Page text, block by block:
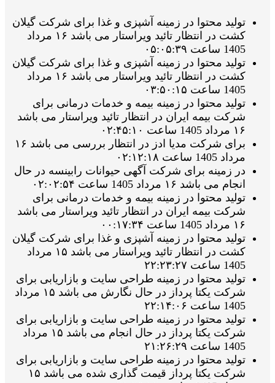
تولید محتوا در زمینه آشپزی و غذا برای شرکت گیلان
کشت در انتظار تائید ویراستار می باشد ۱۶ مرداد
1405 ساعت ۰۵:۰۵:۳۹
تولید محتوا در زمینه آشپزی و غذا برای شرکت گیلان
کشت در انتظار تائید ویراستار می باشد ۱۶ مرداد
1405 ساعت ۰۳:۵۰:۱۵
تولید محتوا در زمینه بیمه و خدمات درمانی برای
شرکت بیمه ایران در انتظار تائید ویراستار می باشد
۱۶ مرداد 1405 ساعت ۰۲:۴۵:۱۰
برای شرکت مدیا ادز در انتظار بررسی می باشد ۱۶
مرداد 1405 ساعت ۰۲:۱۲:۱۸
در زمینه برای شرکت آگهی حیوانات رابینسه در حال
انجام می باشد ۱۶ مرداد 1405 ساعت ۰۲:۰۲:۵۴
تولید محتوا در زمینه بیمه و خدمات درمانی برای
شرکت بیمه ایران در انتظار تائید ویراستار می باشد
۱۶ مرداد 1405 ساعت ۰۰:۱۷:۳۴
تولید محتوا در زمینه آشپزی و غذا برای شرکت گیلان
کشت در انتظار تائید ویراستار می باشد ۱۵ مرداد
1405 ساعت ۲۲:۲۳:۲۷
تولید محتوا در زمینه طراحی سایت و بازاریابی برای
شرکت یکتا پرداز در حال نگارش می باشد ۱۵ مرداد
1405 ساعت ۲۲:۱۴:۰۶
تولید محتوا در زمینه طراحی سایت و بازاریابی برای
شرکت یکتا پرداز در حال انجام می باشد ۱۵ مرداد
1405 ساعت ۲۱:۲۶:۲۹
تولید محتوا در زمینه طراحی سایت و بازاریابی برای
شرکت یکتا پرداز قیمت گذاری شده می باشد ۱۵